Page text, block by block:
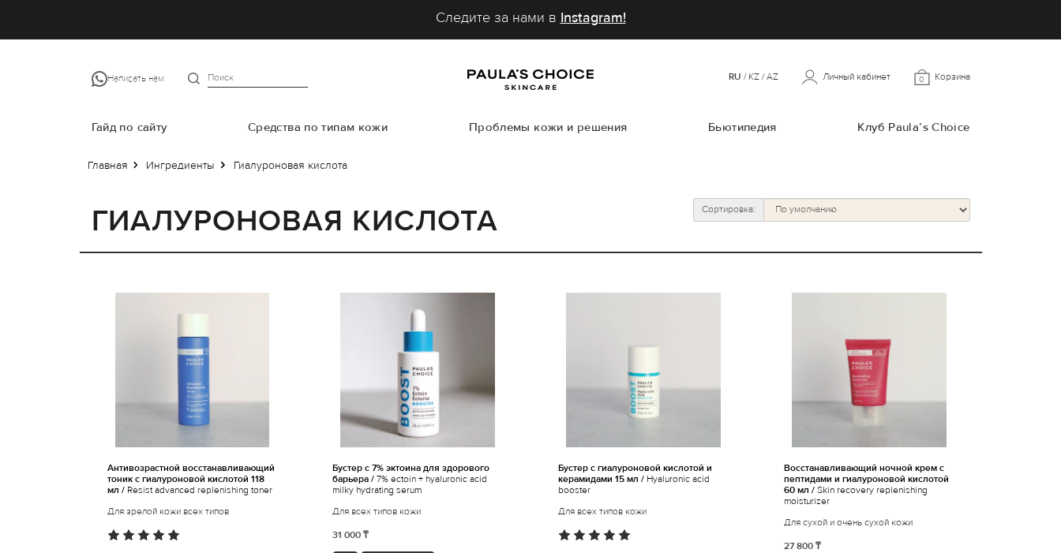
Следите за нами в Instagram!
Написать нам RU / KZ/AZ Личный кабинет 0 Корзина
Гайд по сайту Средства по типам кожи Проблемы кожи и решения Бьютипедия Клуб Paula’s Choice
Главная Ингредиенты Гиалуроновая кислота
ГИАЛУРОНОВАЯ КИСЛОТА Сортировка:
Антивозрастной восстанавливающий
тоник с гиалуроновой кислотой 118
мл /Resist advanced replenishing toner
Для зрелой кожи всех типов
Бустер с 7% эктоина для здорового
барьера / 7% ectoin + hyaluronic acid
milky hydrating serum
Для всех типов кожи
31 000 ₸
Бустер с гиалуроновой кислотой и
керамидами 15 мл / Hyaluronic acid
booster
Для всех типов кожи
Восстанавливающий ночной крем с
пептидами и гиалуроновой кислотой
60 мл /Skin recovery replenishing
moisturizer
Для сухой и очень сухой кожи
27 800 ₸